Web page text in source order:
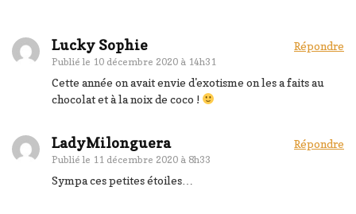
Lucky Sophie
Publié le 10 décembre 2020 à 14h31
Répondre
Cette année on avait envie d'exotisme on les a faits au
chocolat et à la noix de coco !
LadyMilonguera
Publié le 11 décembre 2020 à 8h33
Répondre
Sympa ces petites étoiles…